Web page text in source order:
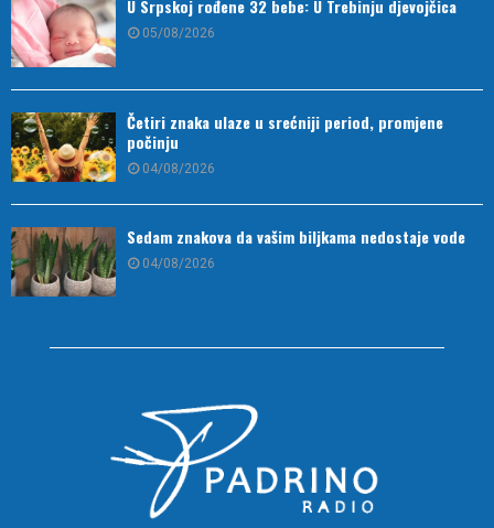
U Srpskoj rođene 32 bebe: U Trebinju djevojčica
05/08/2026
Četiri znaka ulaze u srećniji period, promjene
počinju
04/08/2026
Sedam znakova da vašim biljkama nedostaje vode
04/08/2026